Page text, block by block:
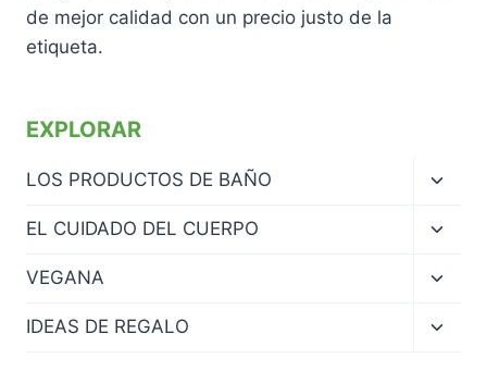
de mejor calidad con un precio justo de la
etiqueta.
EXPLORAR
LOS PRODUCTOS DE BAÑO
hijo
EL CUIDADO DEL CUERPO
hijo
VEGANA
hijo
IDEAS DE REGALO